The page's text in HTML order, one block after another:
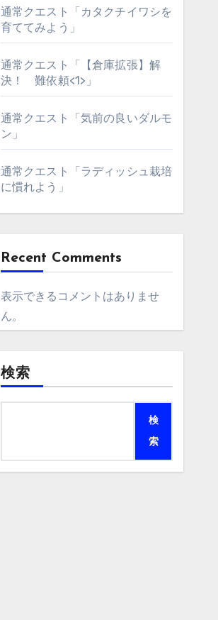
通常クエスト「カタクチイワシを
育ててみよう」
通常クエスト「【倉庫拡張】解
決！ 難依頼<1>」
通常クエスト「気前の良いダルモ
ン」
通常クエスト「ラディッシュ栽培
に慣れよう」
Recent Comments
表示できるコメントはありませ
ん。
検索
検
索